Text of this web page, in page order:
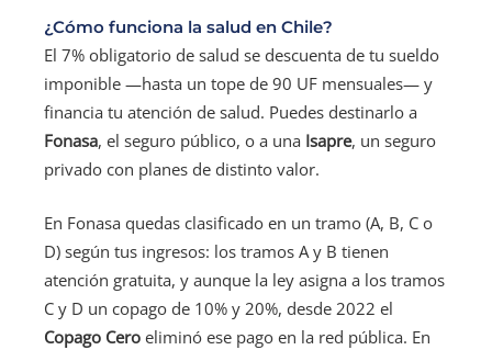
¿Cómo funciona la salud en Chile?
El 7% obligatorio de salud se descuenta de tu sueldo
imponible —hasta un tope de 90 UF mensuales— y
financia tu atención de salud. Puedes destinarlo a
Fonasa, el seguro público, o a una Isapre, un seguro
privado con planes de distinto valor.
En Fonasa quedas clasificado en un tramo (A, B, C o
D) según tus ingresos: los tramos A y B tienen
atención gratuita, y aunque la ley asigna a los tramos
C y D un copago de 10% y 20%, desde 2022 el
Copago Cero eliminó ese pago en la red pública. En